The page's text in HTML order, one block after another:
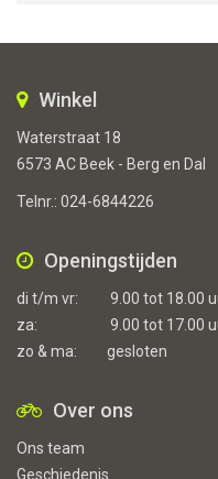
Winkel
Waterstraat 18
6573 AC Beek - Berg en Dal
Telnr.: 024-6844226
Openingstijden
di t/m vr:
9.00 tot 18.00
za:
9.00 tot 17.00
zo & ma:
gesloten
Over ons
Ons team
Geschiedenis